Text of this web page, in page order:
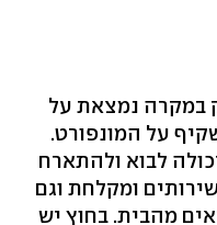
במקרה נמצאת על
על המונפורט.
לבוא ולהתארח
ומקלחת וגם
מהבית. בחוץ יש